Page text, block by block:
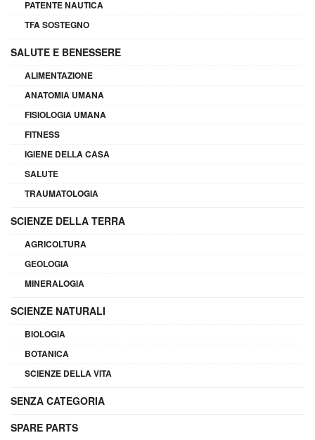
PATENTE NAUTICA
TFA SOSTEGNO
SALUTE E BENESSERE
ALIMENTAZIONE
ANATOMIA UMANA
FISIOLOGIA UMANA
FITNESS
IGIENE DELLA CASA
SALUTE
TRAUMATOLOGIA
SCIENZE DELLA TERRA
AGRICOLTURA
GEOLOGIA
MINERALOGIA
SCIENZE NATURALI
BIOLOGIA
BOTANICA
SCIENZE DELLA VITA
SENZA CATEGORIA
SPARE PARTS